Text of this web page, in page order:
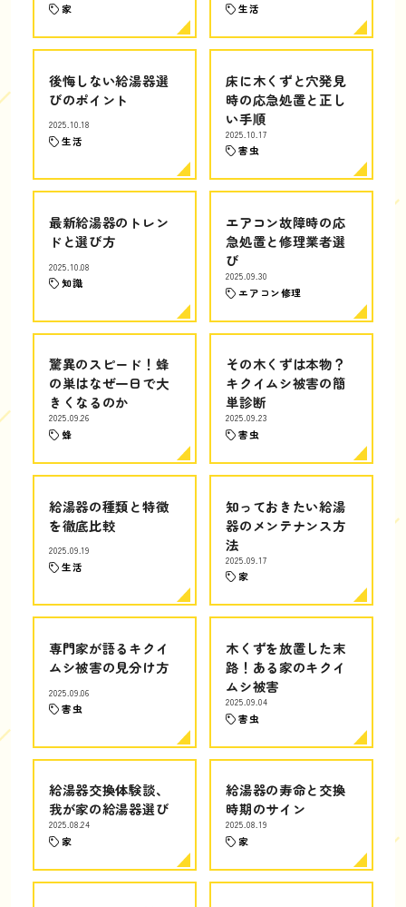
家 生活
後悔しない給湯器選
びのポイント
2025.10.18
生活
床に木くずと穴発見
時の応急処置と正し
い手順
2025.10.17
害虫
最新給湯器のトレン
ドと選び方
2025.10.08
知識
エアコン故障時の応
急処置と修理業者選
び
2025.09.30
エアコン修理
驚異のスピード！蜂
の巣はなぜ一日で大
きくなるのか
2025.09.26
蜂
その木くずは本物？
キクイムシ被害の簡
単診断
2025.09.23
害虫
給湯器の種類と特徴
を徹底比較
2025.09.19
生活
知っておきたい給湯
器のメンテナンス方
法
2025.09.17
家
専門家が語るキクイ
ムシ被害の見分け方
2025.09.06
害虫
木くずを放置した末
路！ある家のキクイ
ムシ被害
2025.09.04
害虫
給湯器交換体験談、
我が家の給湯器選び
2025.08.24
家
給湯器の寿命と交換
時期のサイン
2025.08.19
家